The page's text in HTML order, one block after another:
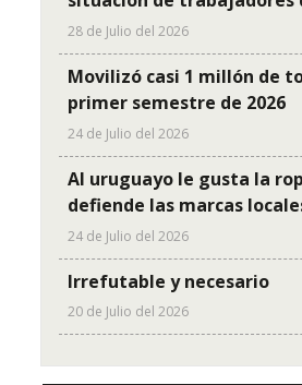
28 de Julio del 2026
Movilizó casi 1 millón de
primer semestre de 2026
24 de Julio del 2026
Al uruguayo le gusta la
defiende las marcas
24 de Julio del 2026
Irrefutable y necesario
20 de Julio del 2026